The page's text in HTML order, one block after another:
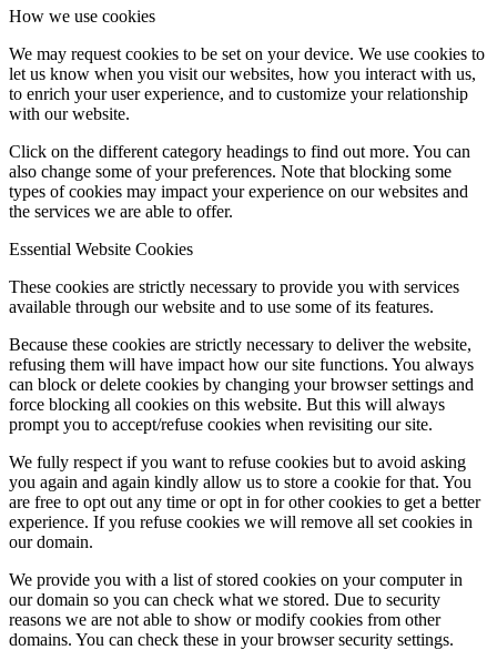
How we use cookies
We may request cookies to be set on your device. We use cookies to
let us know when you visit our websites, how you interact with us,
to enrich your user experience, and to customize your relationship
with our website.
Click on the different category headings to find out more. You can
also change some of your preferences. Note that blocking some
types of cookies may impact your experience on our websites and
the services we are able to offer.
Essential Website Cookies
These cookies are strictly necessary to provide you with services
available through our website and to use some of its features.
Because these cookies are strictly necessary to deliver the website,
refusing them will have impact how our site functions. You always
can block or delete cookies by changing your browser settings and
force blocking all cookies on this website. But this will always
prompt you to accept/refuse cookies when revisiting our site.
We fully respect if you want to refuse cookies but to avoid asking
you again and again kindly allow us to store a cookie for that. You
are free to opt out any time or opt in for other cookies to get a better
experience. If you refuse cookies we will remove all set cookies in
our domain.
We provide you with a list of stored cookies on your computer in
our domain so you can check what we stored. Due to security
reasons we are not able to show or modify cookies from other
domains. You can check these in your browser security settings.